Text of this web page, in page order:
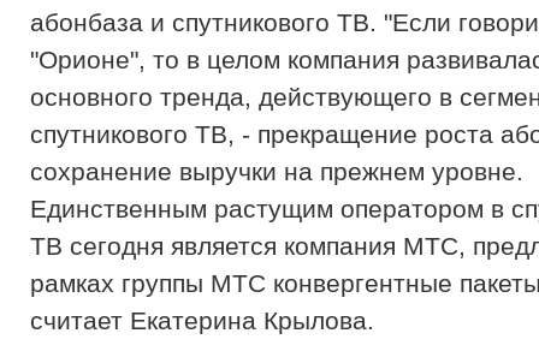
абонбаза и спутникового ТВ. "Если
"Орионе", то в целом компания
основного тренда, действующего в
спутникового ТВ, - прекращение роста
сохранение выручки на прежнем уровне.
Единственным растущим оператором в
ТВ сегодня является компания МТС,
рамках группы МТС конвергентные
считает Екатерина Крылова.